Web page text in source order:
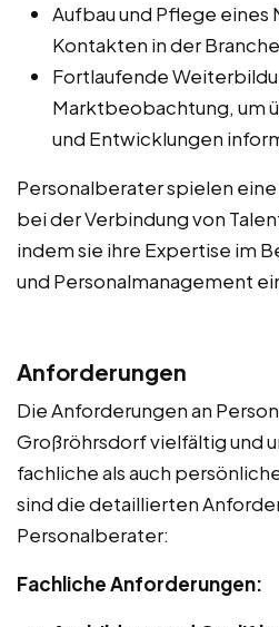
Aufbau und Pflege eines
Kontakten in der
Fortlaufende
Marktbeobachtung, um
und Entwicklungen
Personalberater spielen
bei der Verbindung von
indem sie ihre Expertise im
und Personalmanagement
Anforderungen
Die Anforderungen an
Großröhrsdorf vielfältig und
fachliche als auch
sind die detaillierten
Personalberater:
Fachliche Anforderungen: